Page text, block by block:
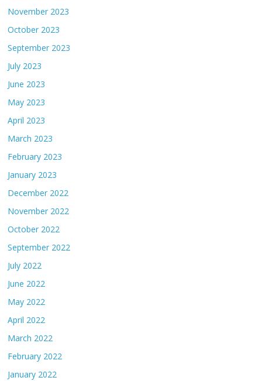
November 2023
October 2023
September 2023
July 2023
June 2023
May 2023
April 2023
March 2023
February 2023
January 2023
December 2022
November 2022
October 2022
September 2022
July 2022
June 2022
May 2022
April 2022
March 2022
February 2022
January 2022